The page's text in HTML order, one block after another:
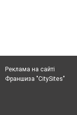
Реклама на сайті
Франшиза "CitySites"